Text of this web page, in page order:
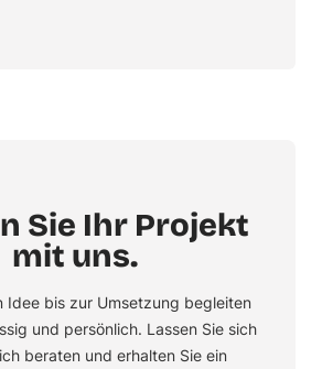
Sie Ihr Projekt
mit uns.
Idee bis zur Umsetzung begleiten
und persönlich. Lassen Sie sich
beraten und erhalten Sie ein